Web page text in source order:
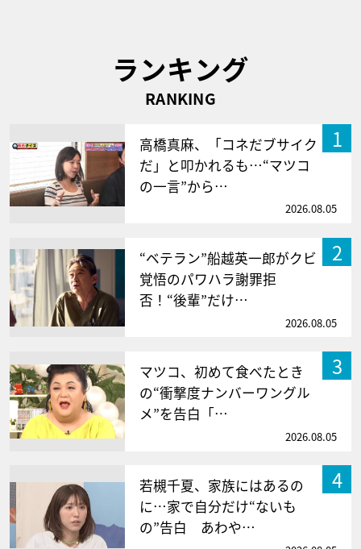
ランキング
RANKING
1
高橋真麻、「コネだブサイク
だ」と叩かれるも…“マツコ
の一言”から…
2026.08.05
2
“ベテラン”船越英一郎がクビ
覚悟のパワハラ謝罪拒
否！“後輩”だけ…
2026.08.05
3
マツコ、初めて食べたとき
の“衝撃度ナンバーワングル
メ”を告白「…
2026.08.05
4
若槻千夏、家族にはあるの
に…家で自分だけ“ないも
の”告白 あわや…